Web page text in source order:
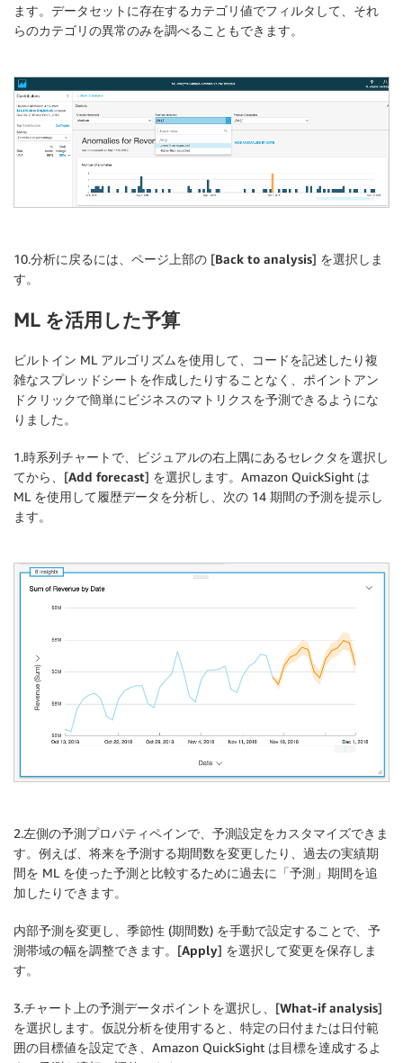
ます。データセットに存在するカテゴリ値でフィルタして、それ
らのカテゴリの異常のみを調べることもできます。
10.分析に戻るには、ページ上部の [Back to analysis] を選択しま
す。
ML を活用した予算
ビルトイン ML アルゴリズムを使用して、コードを記述したり複
雑なスプレッドシートを作成したりすることなく、ポイントアン
ドクリックで簡単にビジネスのマトリクスを予測できるようにな
りました。
1.時系列チャートで、ビジュアルの右上隅にあるセレクタを選択し
てから、[Add forecast] を選択します。Amazon QuickSight は
ML を使用して履歴データを分析し、次の 14 期間の予測を提示し
ます。
2.左側の予測プロパティペインで、予測設定をカスタマイズできま
す。例えば、将来を予測する期間数を変更したり、過去の実績期
間を ML を使った予測と比較するために過去に「予測」期間を追
加したりできます。
内部予測を変更し、季節性 (期間数) を手動で設定することで、予
測帯域の幅を調整できます。[Apply] を選択して変更を保存しま
す。
3.チャート上の予測データポイントを選択し、[What-if analysis]
を選択します。仮説分析を使用すると、特定の日付または日付範
囲の目標値を設定でき、Amazon QuickSight は目標を達成するよ